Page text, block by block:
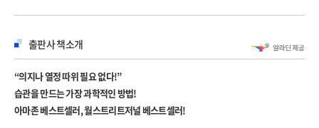
사이비 종교에 숨어 있는 은밀한 과학
나를 끌어당기는 사회적 자석을 만들어라!
성공한 커뮤니티의 6요소
또래 역할 모델의 중요성
강력한 커뮤니티를 만드는 법
출판사 책소개
“의지나 열정 따위 필요 없다!”
습관을 만드는 가장 과학적인 방법!
아마존 베스트셀러, 월스트리트저널 베스트셀러!